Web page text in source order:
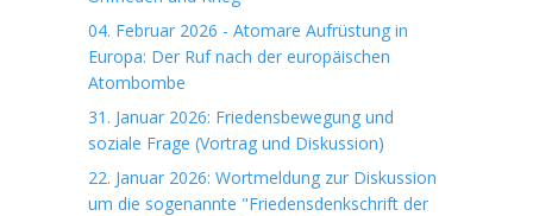
04. Februar 2026 - Atomare Aufrüstung in
Europa: Der Ruf nach der europäischen
Atombombe
31. Januar 2026: Friedensbewegung und
soziale Frage (Vortrag und Diskussion)
22. Januar 2026: Wortmeldung zur Diskussion
um die sogenannte "Friedensdenkschrift der